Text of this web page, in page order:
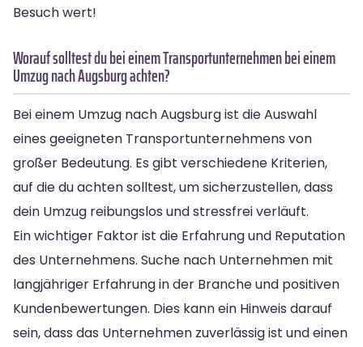
Besuch wert!
Worauf solltest du bei einem Transportunternehmen bei einem
Umzug nach Augsburg achten?
Bei einem Umzug nach Augsburg ist die Auswahl
eines geeigneten Transportunternehmens von
großer Bedeutung. Es gibt verschiedene Kriterien,
auf die du achten solltest, um sicherzustellen, dass
dein Umzug reibungslos und stressfrei verläuft.
Ein wichtiger Faktor ist die Erfahrung und Reputation
des Unternehmens. Suche nach Unternehmen mit
langjähriger Erfahrung in der Branche und positiven
Kundenbewertungen. Dies kann ein Hinweis darauf
sein, dass das Unternehmen zuverlässig ist und einen